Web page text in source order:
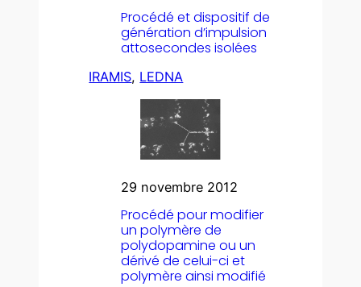
Procédé et dispositif de
génération d’impulsion
attosecondes isolées
IRAMIS, LEDNA
29 novembre 2012
Procédé pour modifier
un polymère de
polydopamine ou un
dérivé de celui-ci et
polymère ainsi modifié